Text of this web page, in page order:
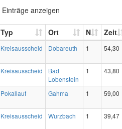
Einträge anzeigen
Typ Ort N Zeit
Kreisausscheid Dobareuth 1 54,30
Kreisausscheid
Bad
Lobenstein
1 43,80
Pokallauf Gahma 1 59,00
Kreisausscheid Wurzbach 1 39,47